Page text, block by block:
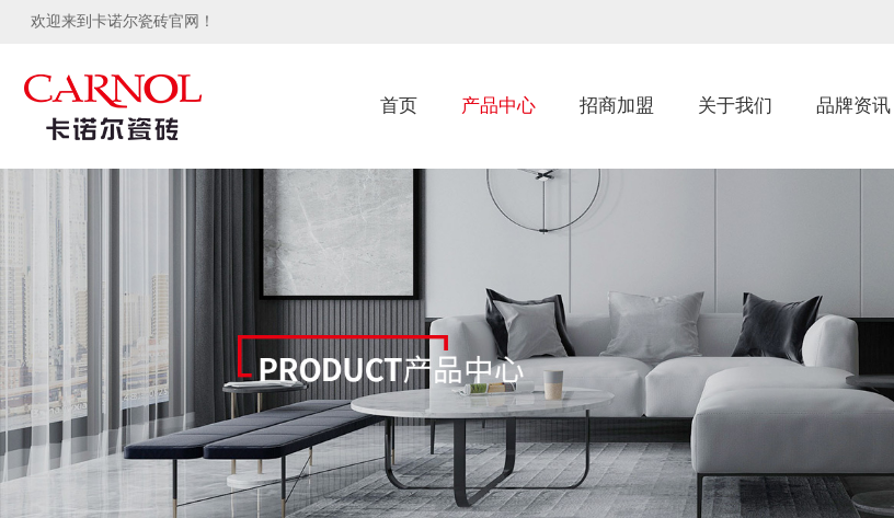
欢迎来到卡诺尔瓷砖官网！
首页 产品中心 招商加盟 关于我们 品牌资讯